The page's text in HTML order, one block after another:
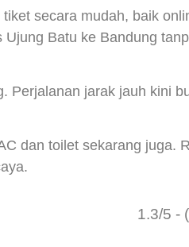
secara mudah, baik
Batu ke Bandung
Perjalanan jarak jauh kini
dan toilet sekarang juga.
1.3/5 -